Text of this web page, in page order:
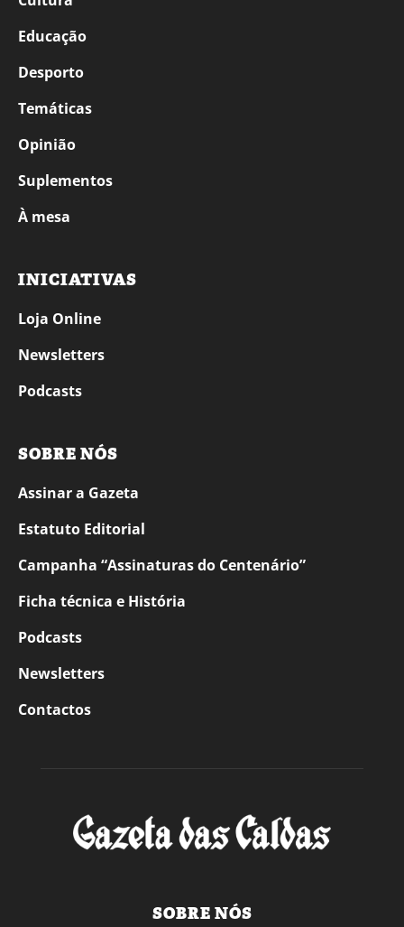
Educação
Desporto
Temáticas
Opinião
Suplementos
À mesa
INICIATIVAS
Loja Online
Newsletters
Podcasts
SOBRE NÓS
Assinar a Gazeta
Estatuto Editorial
Campanha “Assinaturas do Centenário”
Ficha técnica e História
Podcasts
Newsletters
Contactos
SOBRE NÓS